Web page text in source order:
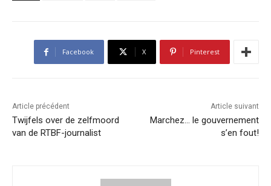
Facebook X Pinterest
Article précédent
Twijfels over de zelfmoord
van de RTBF-journalist
Article suivant
Marchez… le gouvernement
s’en fout!